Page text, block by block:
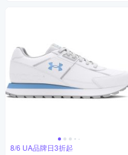
8/6 UA品牌日3折起